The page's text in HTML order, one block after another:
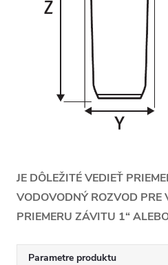
JE DÔLEŽITÉ VEDIEŤ
VODOVODNÝ ROZVOD PRE
PRIEMERU ZÁVITU 1“
Parametre produktu